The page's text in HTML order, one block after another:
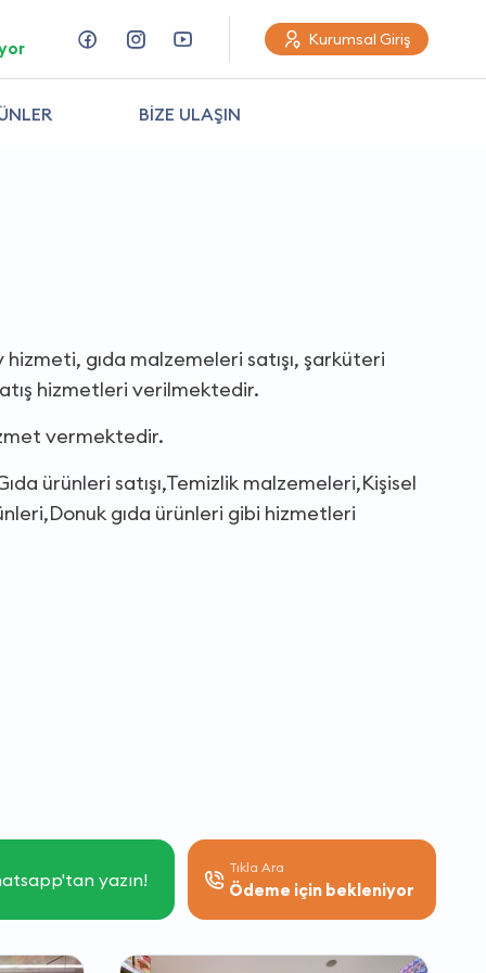
Kurumsal Giriş
BİZE ULAŞIN
gıda malzemeleri satışı, şarküteri
hizmetleri verilmektedir.
vermektedir.
ürünleri satışı,Temizlik malzemeleri,Kişisel
gıda ürünleri gibi hizmetleri
yazın!
Tıkla Ara
Ödeme için bekleniyor